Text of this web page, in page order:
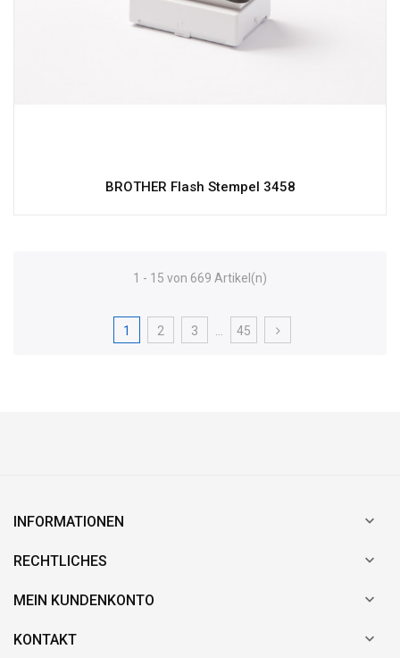
BROTHER Flash Stempel 3458
1 - 15 von 669 Artikel(n)
1 2 3 45
INFORMATIONEN 
RECHTLICHES 
MEIN KUNDENKONTO 
KONTAKT 